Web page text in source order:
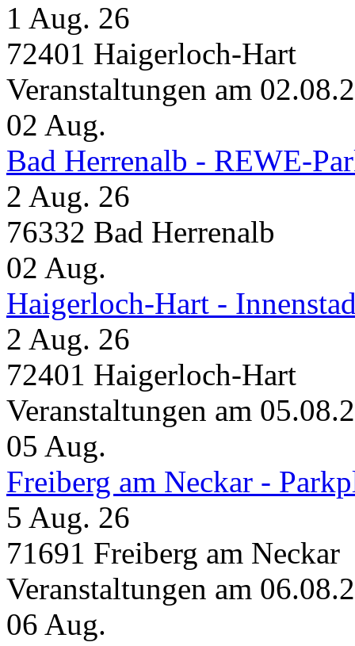
1 Aug. 26
72401 Haigerloch-Hart
Veranstaltungen am
02 Aug.
Bad Herrenalb - REWE-
2 Aug. 26
76332 Bad Herrenalb
02 Aug.
Haigerloch-Hart -
2 Aug. 26
72401 Haigerloch-Hart
Veranstaltungen am
05 Aug.
Freiberg am Neckar -
5 Aug. 26
71691 Freiberg am Neckar
Veranstaltungen am
06 Aug.